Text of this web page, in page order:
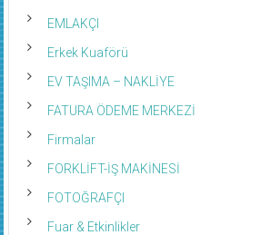
EMLAKÇI
Erkek Kuaförü
EV TAŞIMA – NAKLİYE
FATURA ÖDEME MERKEZİ
Firmalar
FORKLİFT-İŞ MAKİNESİ
FOTOĞRAFÇI
Fuar & Etkinlikler